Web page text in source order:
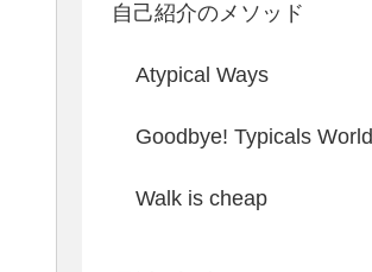
自己紹介のメソッド
Atypical Ways
Goodbye! Typicals World
Walk is cheap